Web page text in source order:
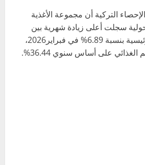
التركية أن مجموعة الأغذية
سجلت أعلى زيادة شهرية بين
مجموعات الإنفاق الرئيسية بنسبة 6.89% في فبراير2026،
على أساس سنوي 36.44%.